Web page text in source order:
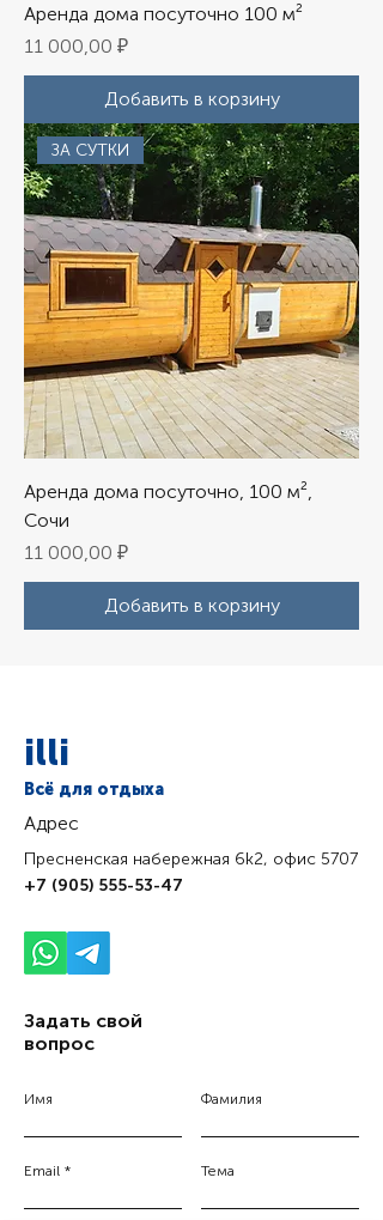
Аренда дома посуточно 100 м²
Цена
11 000,00 ₽
Добавить в корзину
ЗА СУТКИ
Аренда дома посуточно, 100 м²,
Сочи
Цена
11 000,00 ₽
Добавить в корзину
illi
Всё для отдыха
Адрес
Пресненская набережная 6k2, офис 5707
+7 (905) 555-53-47
Задать свой
вопрос
Имя Фамилия
Email Тема